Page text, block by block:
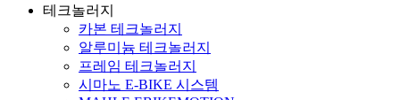
테크놀러지
카본 테크놀러지
알루미늄 테크놀러지
프레임 테크놀러지
시마노 E-BIKE 시스템